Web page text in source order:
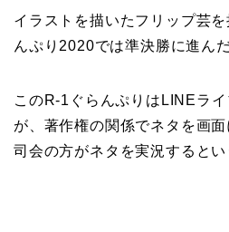
イラストを描いたフリップ芸
んぷり2020では準決勝に進ん
このR-1ぐらんぷりはLINEラ
が、著作権の関係でネタを画面
司会の方がネタを実況するとい